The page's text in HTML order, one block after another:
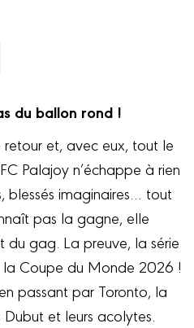
du ballon rond !
et, avec eux, tout le
Palajoy n’échappe à rien
blessés imaginaires… tout
pas la gagne, elle
du gag. La preuve, la série
Coupe du Monde 2026 !
passant par Toronto, la
et leurs acolytes.